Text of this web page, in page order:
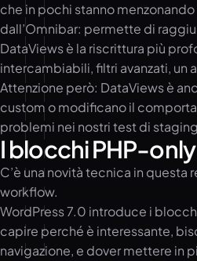
che in pochi stanno
dall’Omnibar: permette di
DataViews è la riscrittura più
intercambiabili, filtri avanzati, un
Attenzione però: DataViews è
custom o modificano il
problemi nei nostri test di
I blocchi PHP-
C’è una novità tecnica in
workflow.
WordPress 7.0 introduce i
capire perché è interessante,
navigazione, e dover mettere in